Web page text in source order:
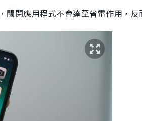
關閉應用程式不會達至省電作用，